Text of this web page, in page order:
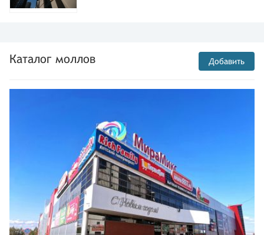
Каталог моллов Добавить